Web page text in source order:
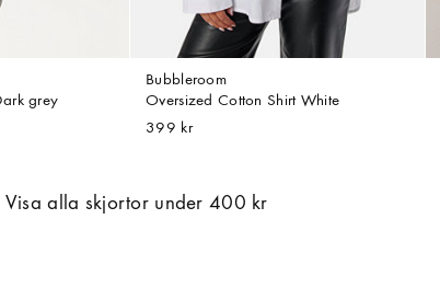
grey
Bubbleroom
Oversized Cotton Shirt White
399 kr
Visa alla skjortor under 400 kr